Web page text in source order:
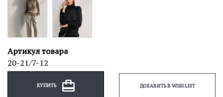
Артикул товара
20-21/7-12
КУПИТЬ ДОБАВИТЬ В WISH LIST